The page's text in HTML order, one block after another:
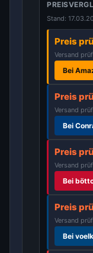
Stand:
Preis
Versand
Bei
Preis
Versand
Bei
Preis
Versand
Bei
Preis
Versand
Bei